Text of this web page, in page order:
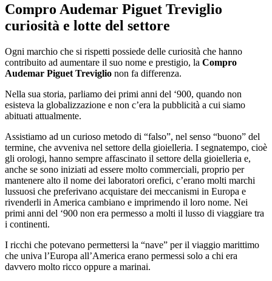
Compro Audemar Piguet Treviglio
curiosità e lotte del settore
Ogni marchio che si rispetti possiede delle curiosità che hanno
contribuito ad aumentare il suo nome e prestigio, la Compro
Audemar Piguet Treviglio non fa differenza.
Nella sua storia, parliamo dei primi anni del ‘900, quando non
esisteva la globalizzazione e non c’era la pubblicità a cui siamo
abituati attualmente.
Assistiamo ad un curioso metodo di “falso”, nel senso “buono” del
termine, che avveniva nel settore della gioielleria. I segnatempo, cioè
gli orologi, hanno sempre affascinato il settore della gioielleria e,
anche se sono iniziati ad essere molto commerciali, proprio per
mantenere alto il nome dei laboratori orefici, c’erano molti marchi
lussuosi che preferivano acquistare dei meccanismi in Europa e
rivenderli in America cambiano e imprimendo il loro nome. Nei
primi anni del ‘900 non era permesso a molti il lusso di viaggiare tra
i continenti.
I ricchi che potevano permettersi la “nave” per il viaggio marittimo
che univa l’Europa all’America erano permessi solo a chi era
davvero molto ricco oppure a marinai.